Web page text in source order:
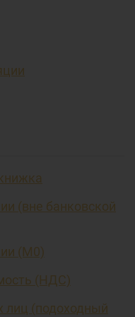
(вне банковской
(М0)
(НДС)
лиц (подоходный